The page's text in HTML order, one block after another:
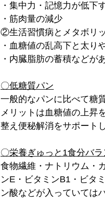
・集中力・記憶力が低下
・筋肉量の減少
②生活習慣病とメタボリ
・血糖値の乱高下と太り
・内臓脂肪の蓄積などが
〇低糖質パン
一般的なパンに比べて糖
メリットは血糖値の上昇
整え便秘解消をサポート
〇栄養ぎゅっと1食分バ
食物繊維・ナトリウム・
ンE・ビタミンB1・ビタ
ン酸などが入っていては